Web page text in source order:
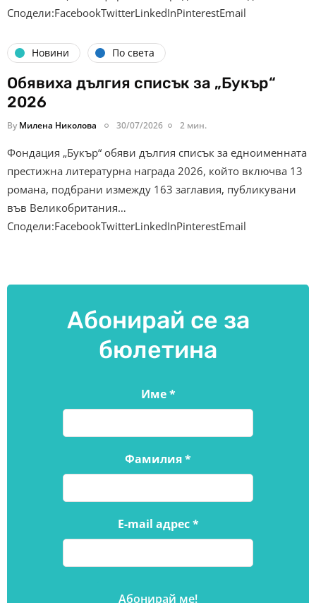
Сподели:FacebookTwitterLinkedInPinterestEmail
Новини По света
Обявиха дългия списък за „Букър“
2026
By Милена Николова 30/07/2026 2 мин.
Фондация „Букър“ обяви дългия списък за едноименната
престижна литературна награда 2026, който включва 13
романа, подбрани измежду 163 заглавия, публикувани
във Великобритания…
Сподели:FacebookTwitterLinkedInPinterestEmail
Абонирай се за
бюлетина
Име*
Фамилия*
E-mail адрес*